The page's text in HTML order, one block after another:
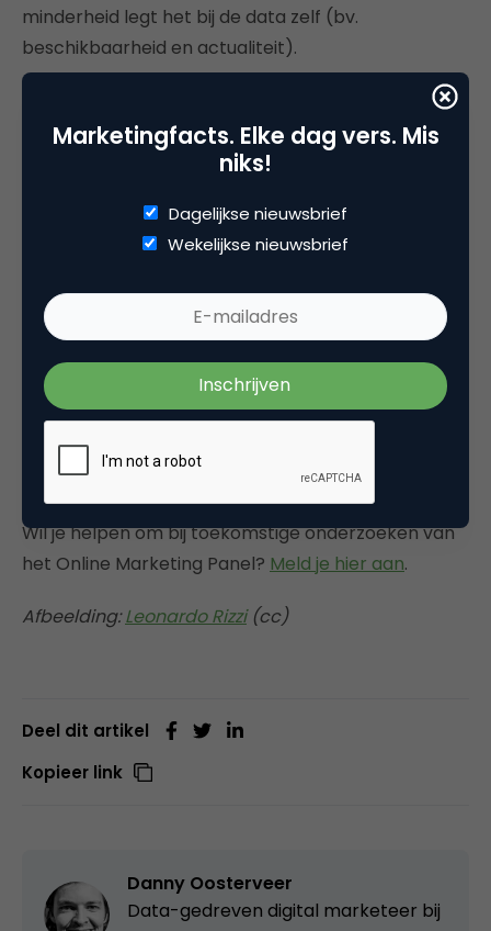
minderheid legt het bij de data zelf (bv.
beschikbaarheid en actualiteit).
Uit het onderzoek zien we dat veel marketeers al
serieus bezig zijn met data. Zo wordt er voolop
gebruik gemaakt van het combineren van een
verscheidenheid aan databronnen. Big Data lijkt
minderheid geeft bijvoorbeeld aan toekomstig
gedrag te voorspellen met data en inzichten te
onttrekken uit ongestructureerde data.
Desalniettemin vinden marketeers het een
belangrijke ontwikkeling, en is de meerderheid
bekend met het onderwerp. Meer weten over Big
Data? Neem een kijkje in de
special Big Data
Wil je helpen om bij toekomstige onderzoeken van
het Online Marketing Panel? Meld je hier aan.
Afbeelding:Leonardo Rizzi(cc)
Deel dit artikel
Kopieer link
Danny Oosterveer
Data-gedreven digital marketeer bij
Marketingfacts. Elke dag vers. Mis
niks!
Dagelijkse nieuwsbrief
Wekelijkse nieuwsbrief